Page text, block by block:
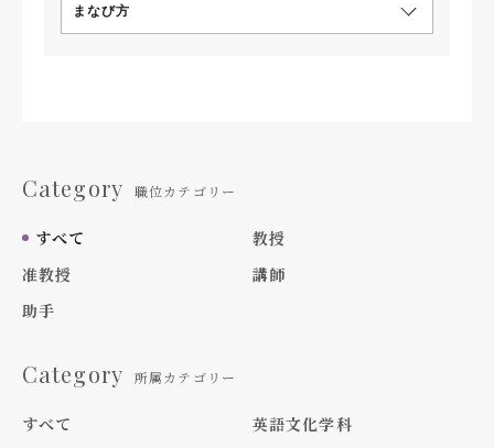
まなび方
Category 職位カテゴリー
すべて
教授
准教授
講師
助手
Category 所属カテゴリー
すべて
英語文化学科